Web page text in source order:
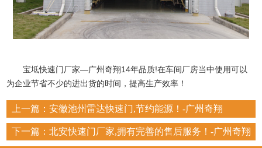
宝坻快速门厂家—广州奇翔14年品质!在车间厂房当中使用可以
为企业节省不少的进出货的时间，提高生产效率！
上一篇： 安徽池州雷达快速门,节约能源！-广州奇翔
下一篇： 北安快速门厂家,拥有完善的售后服务！-广州奇翔